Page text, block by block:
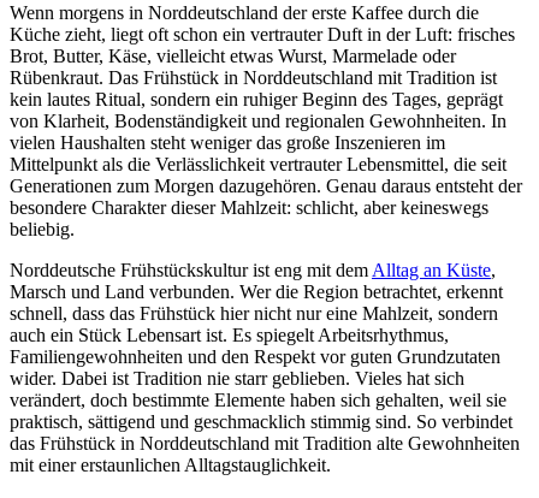
Wenn morgens in Norddeutschland der erste Kaffee durch die
Küche zieht, liegt oft schon ein vertrauter Duft in der Luft: frisches
Brot, Butter, Käse, vielleicht etwas Wurst, Marmelade oder
Rübenkraut. Das Frühstück in Norddeutschland mit Tradition ist
kein lautes Ritual, sondern ein ruhiger Beginn des Tages, geprägt
von Klarheit, Bodenständigkeit und regionalen Gewohnheiten. In
vielen Haushalten steht weniger das große Inszenieren im
Mittelpunkt als die Verlässlichkeit vertrauter Lebensmittel, die seit
Generationen zum Morgen dazugehören. Genau daraus entsteht der
besondere Charakter dieser Mahlzeit: schlicht, aber keineswegs
beliebig.
Norddeutsche Frühstückskultur ist eng mit dem Alltag an Küste,
Marsch und Land verbunden. Wer die Region betrachtet, erkennt
schnell, dass das Frühstück hier nicht nur eine Mahlzeit, sondern
auch ein Stück Lebensart ist. Es spiegelt Arbeitsrhythmus,
Familiengewohnheiten und den Respekt vor guten Grundzutaten
wider. Dabei ist Tradition nie starr geblieben. Vieles hat sich
verändert, doch bestimmte Elemente haben sich gehalten, weil sie
praktisch, sättigend und geschmacklich stimmig sind. So verbindet
das Frühstück in Norddeutschland mit Tradition alte Gewohnheiten
mit einer erstaunlichen Alltagstauglichkeit.